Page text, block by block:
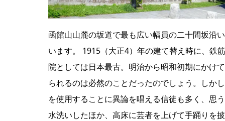
函館山山麓の坂道で最も広い幅員の二十間坂沿
います。 1915（大正4）年の建て替え時に、鉄
院としては日本最古。明治から昭和初期にかけ
られるのは必然のことだったのでしょう。しか
を使用することに異論を唱える信徒も多く、思
水洗いしたほか、高床に芸者を上げて手踊りを